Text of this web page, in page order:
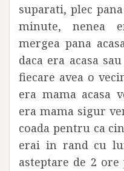
suparati, plec
minute, nenea
mergea pana
daca era acasa
fiecare avea o
era mama acasa
era mama sigur
coada pentru ca
erai in rand cu
asteptare de 2